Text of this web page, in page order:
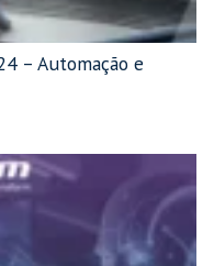
– Automação e